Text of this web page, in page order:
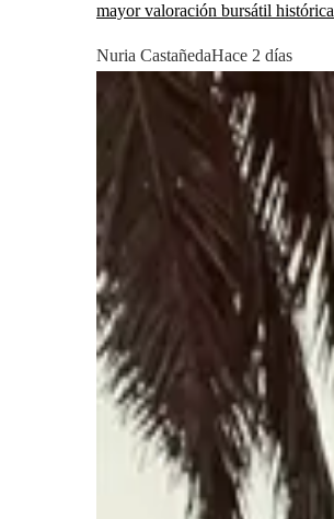
mayor valoración bursátil histórica
Nuria CastañedaHace 2 días